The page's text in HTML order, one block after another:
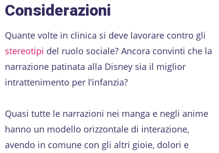
Considerazioni
Quante volte in clinica si deve lavorare contro gli
stereotipi del ruolo sociale? Ancora convinti che la
narrazione patinata alla Disney sia il miglior
intrattenimento per l’infanzia?
Quasi tutte le narrazioni nei manga e negli anime
hanno un modello orizzontale di interazione,
avendo in comune con gli altri gioie, dolori e